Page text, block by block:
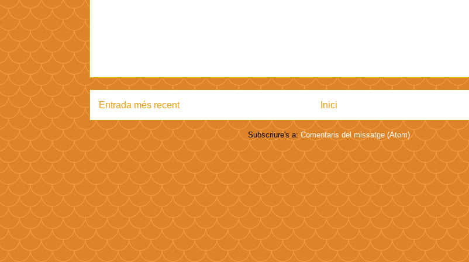
Entrada més recent Inici
Subscriure's a: Comentaris del missatge (Atom)